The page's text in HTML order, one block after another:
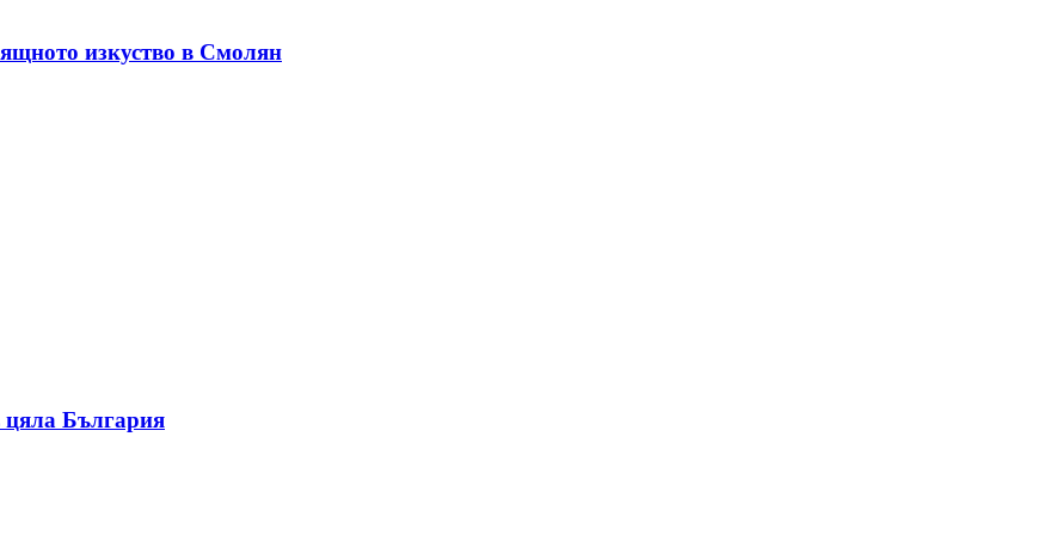
изкуство в Смолян
цяла България